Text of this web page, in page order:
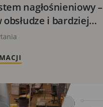
nagłośnieniowy –
obsłudze i bardziej